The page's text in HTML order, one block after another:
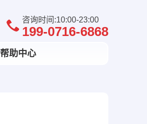
咨询时间:10:00-23:00
199-0716-6868
帮助中心